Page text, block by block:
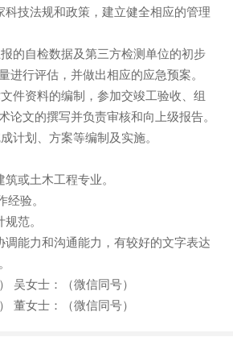
技法规和政策，建立健全相应的管理
的自检数据及第三方检测单位的初步
进行评估，并做出相应的应急预案。
件资料的编制，参加交竣工验收、组
论文的撰写并负责审核和向上级报告。
计划、方案等编制及实施。
或土木工程专业。
验。
范。
能力和沟通能力，有较好的文字表达
吴女士：（微信同号）
董女士：（微信同号）